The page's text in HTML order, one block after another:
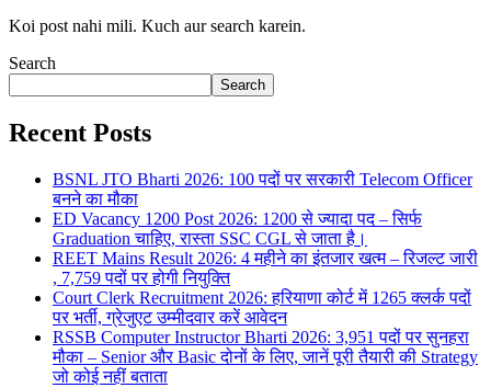
Koi post nahi mili. Kuch aur search karein.
Search
Search
Recent Posts
BSNL JTO Bharti 2026: 100 पदों पर सरकारी Telecom Officer
बनने का मौका
ED Vacancy 1200 Post 2026: 1200 से ज्यादा पद – सिर्फ
Graduation चाहिए, रास्ता SSC CGL से जाता है।
REET Mains Result 2026: 4 महीने का इंतजार खत्म – रिजल्ट जारी
, 7,759 पदों पर होगी नियुक्ति
Court Clerk Recruitment 2026: हरियाणा कोर्ट में 1265 क्लर्क पदों
पर भर्ती, ग्रेजुएट उम्मीदवार करें आवेदन
RSSB Computer Instructor Bharti 2026: 3,951 पदों पर सुनहरा
मौका – Senior और Basic दोनों के लिए, जानें पूरी तैयारी की Strategy
जो कोई नहीं बताता